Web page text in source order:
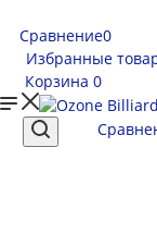
Сравнение0
Избранные
Корзина 0